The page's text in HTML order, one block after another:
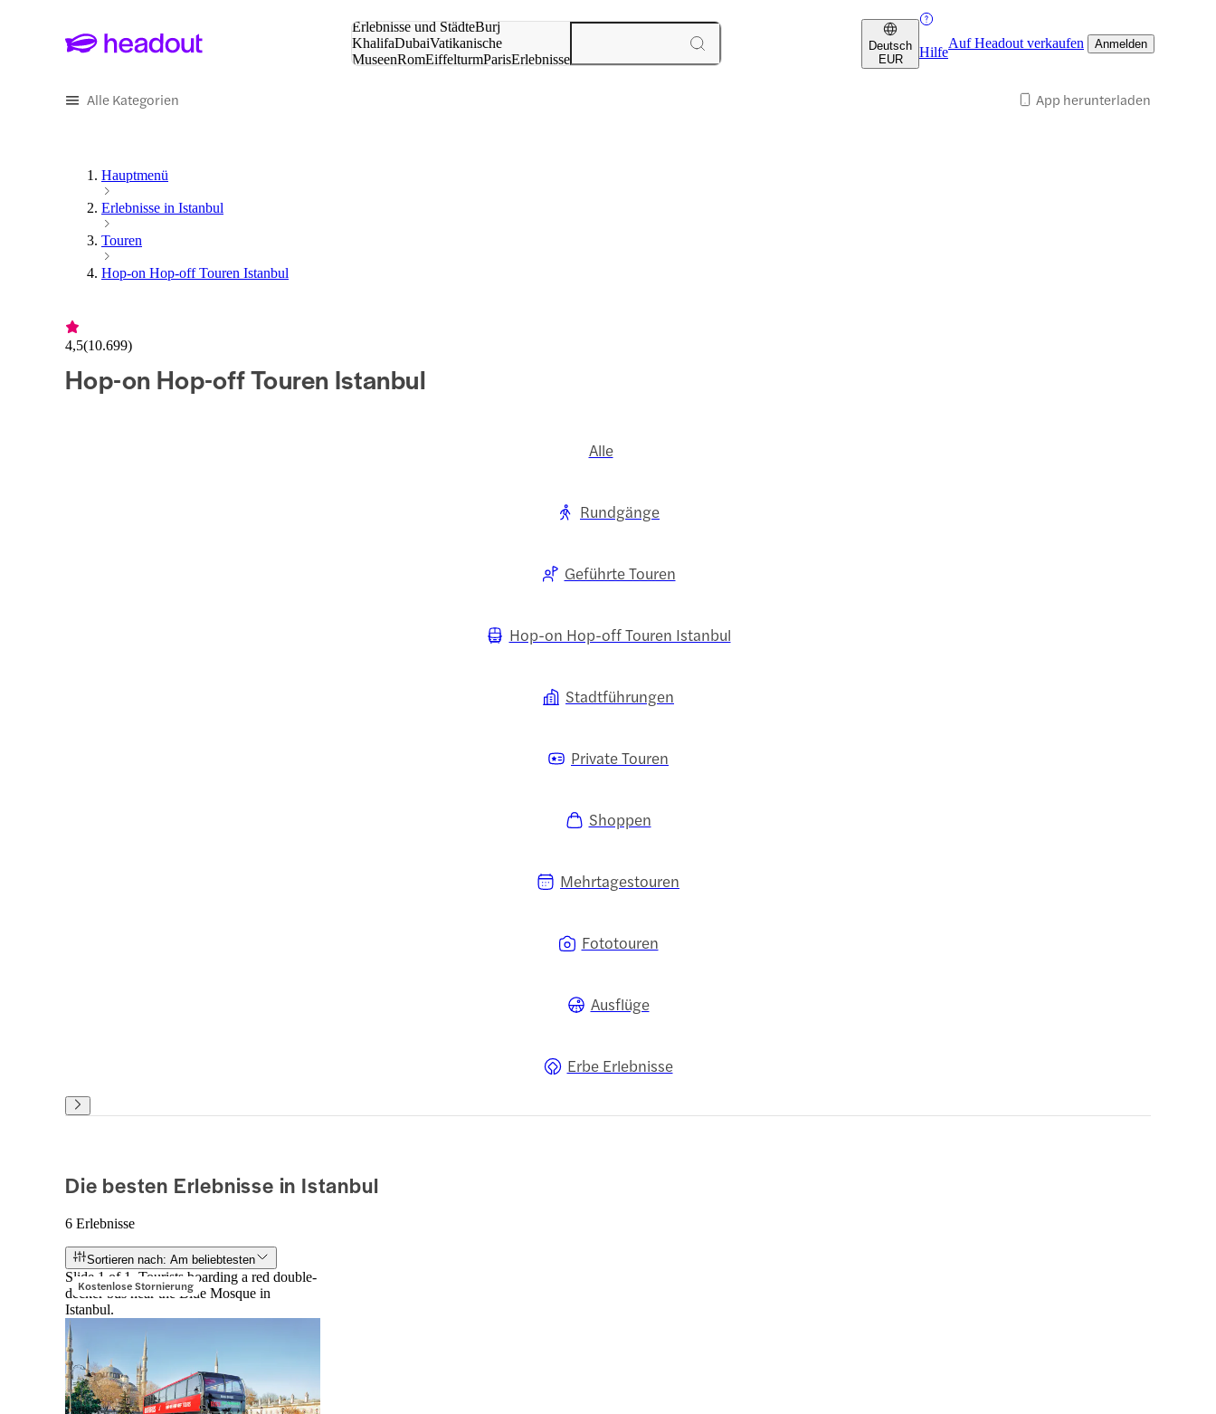
Erlebnisse und StädteBurj
KhalifaDubaiVatikanische
MuseenRomEiffelturmParisErlebnisse
Deutsch
EUR
Hilfe
Auf Headout verkaufen Anmelden
Alle Kategorien App herunterladen
Hauptmenü
Erlebnisse in Istanbul
Touren
Hop-on Hop-off Touren Istanbul
4,5(10.699)
Hop-on Hop-off Touren Istanbul
Alle
Rundgänge
Geführte Touren
Hop-on Hop-off Touren Istanbul
Stadtführungen
Private Touren
Shoppen
Mehrtagestouren
Fototouren
Ausflüge
Erbe Erlebnisse
Die besten Erlebnisse in Istanbul
6 Erlebnisse
Sortieren nach: Am beliebtesten
Kostenlose Stornierung
Slide 1 of 1, Tourists boarding a red double-
decker bus near the Blue Mosque in
Istanbul.